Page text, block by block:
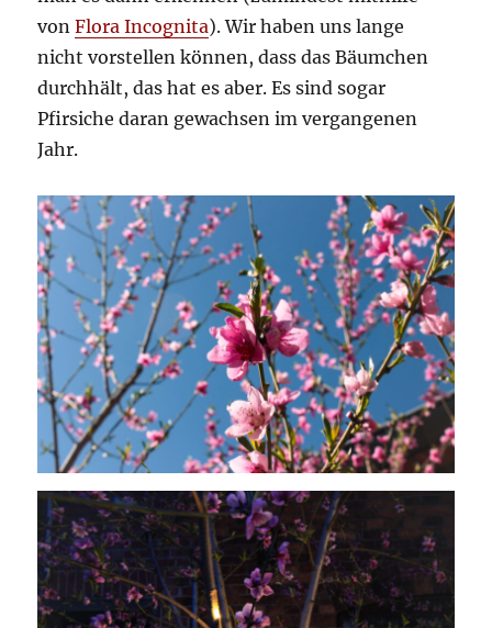
vonFlora Incognita). Wir haben uns lange
nicht vorstellen können, dass das Bäumchen
durchhält, das hat es aber. Es sind sogar
Pfirsiche daran gewachsen im vergangenen
Jahr.